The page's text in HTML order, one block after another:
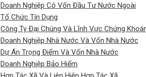
Doanh Nghiệp Có Vốn Đầu Tư Nước Ngoài
Tổ Chức Tín Dụng
Công Ty Đại Chúng Và Lĩnh Vực Chứng
Doanh Nghiệp Nhà Nước Và Vốn Nhà Nước
Dự Án Trọng Điểm Và Vốn Nhà Nước
Doanh Nghiệp Bảo Hiểm